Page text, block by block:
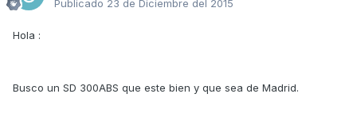
Publicado 23 de Diciembre del 2015
Hola :
Busco un SD 300ABS que este bien y que sea de Madrid.